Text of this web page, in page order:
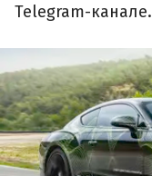
Telegram-канале.